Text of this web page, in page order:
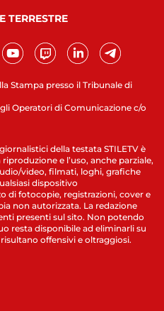
Stampa presso il Tribunale di
Operatori di Comunicazione c/o
TERRESTRE
della testata STILETV è
e l’uso, anche parziale,
video, filmati, loghi, grafiche
dispositivo
di fotocopie, registrazioni, cover e
non autorizzata. La redazione
presenti sul sito. Non potendo
resta disponibile ad eliminarli su
offensivi e oltraggiosi.